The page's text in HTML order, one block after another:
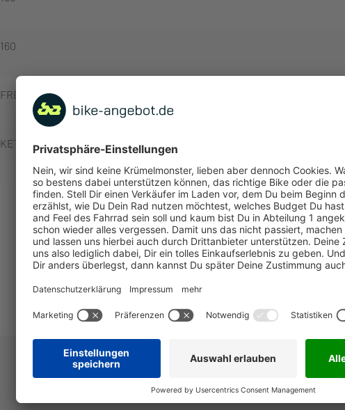
160
FREILAUF
KETTENSCHALTUNG
SHIMANO
SHIMANO DEORE
SHIMANO DEORE
FEDERGABEL SUNTOUR SF16-NEX
MEHR ANZEIGEN
NÜTZLICHE INFOS